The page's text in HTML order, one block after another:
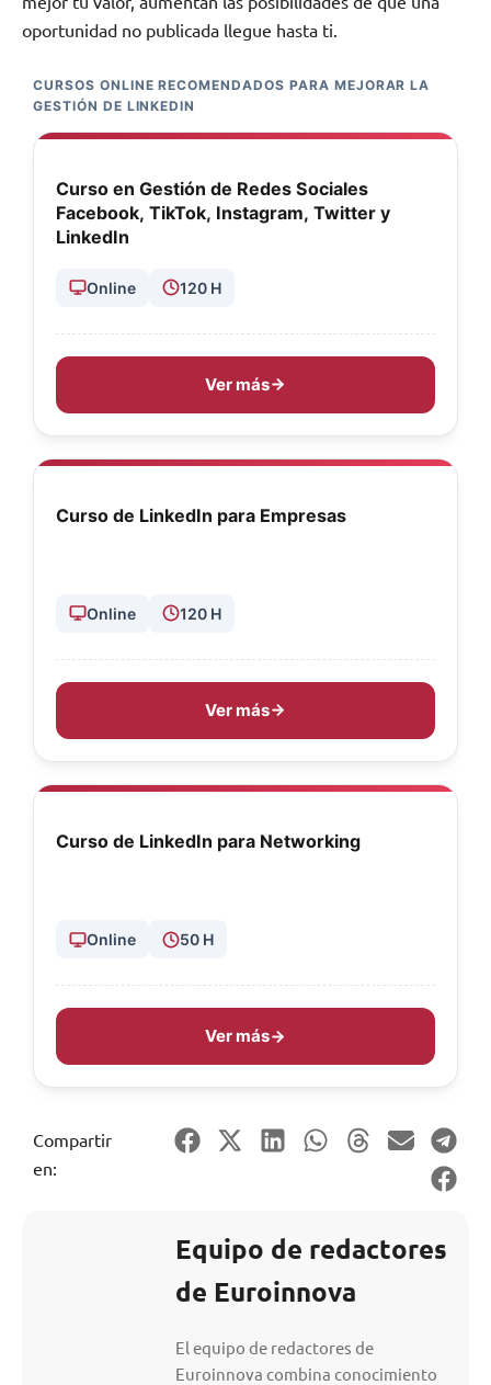
oportunidad no publicada llegue hasta ti.
CURSOS ONLINE RECOMENDADOS PARA MEJORAR LA
GESTIÓN DE LINKEDIN
Curso en Gestión de Redes Sociales
Facebook, TikTok, Instagram, Twitter y
LinkedIn
Online 120 H
Ver más
Curso de LinkedIn para Empresas
Online 120 H
Ver más
Curso de LinkedIn para Networking
Online 50 H
Ver más
Compartir
en:
Equipo de redactores
de Euroinnova
El equipo de redactores de
Euroinnova combina conocimiento